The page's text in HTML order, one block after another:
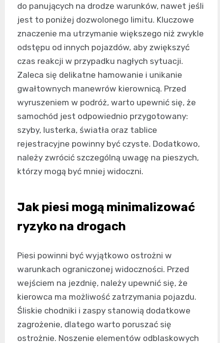
do panujących na drodze warunków, nawet jeśli
jest to poniżej dozwolonego limitu. Kluczowe
znaczenie ma utrzymanie większego niż zwykle
odstępu od innych pojazdów, aby zwiększyć
czas reakcji w przypadku nagłych sytuacji.
Zaleca się delikatne hamowanie i unikanie
gwałtownych manewrów kierownicą. Przed
wyruszeniem w podróż, warto upewnić się, że
samochód jest odpowiednio przygotowany:
szyby, lusterka, światła oraz tablice
rejestracyjne powinny być czyste. Dodatkowo,
należy zwrócić szczególną uwagę na pieszych,
którzy mogą być mniej widoczni.
Jak piesi mogą minimalizować
ryzyko na drogach
Piesi powinni być wyjątkowo ostrożni w
warunkach ograniczonej widoczności. Przed
wejściem na jezdnię, należy upewnić się, że
kierowca ma możliwość zatrzymania pojazdu.
Śliskie chodniki i zaspy stanowią dodatkowe
zagrożenie, dlatego warto poruszać się
ostrożnie. Noszenie elementów odblaskowych